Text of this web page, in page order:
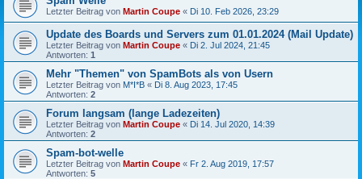
Letzter Beitrag von Martin Coupe « Di 10. Feb 2026, 23:29
Update des Boards und Servers zum 01.01.2024 (Mail Update)
Letzter Beitrag von Martin Coupe « Di 2. Jul 2024, 21:45
Antworten: 1
Mehr "Themen" von SpamBots als von Usern
Letzter Beitrag von M*I*B « Di 8. Aug 2023, 17:45
Antworten: 2
Forum langsam (lange Ladezeiten)
Letzter Beitrag von Martin Coupe « Di 14. Jul 2020, 14:39
Antworten: 2
Spam-bot-welle
Letzter Beitrag von Martin Coupe « Fr 2. Aug 2019, 17:57
Antworten: 5